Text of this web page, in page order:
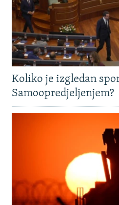
Koliko je izgledan
Samoopredjeljenjem?